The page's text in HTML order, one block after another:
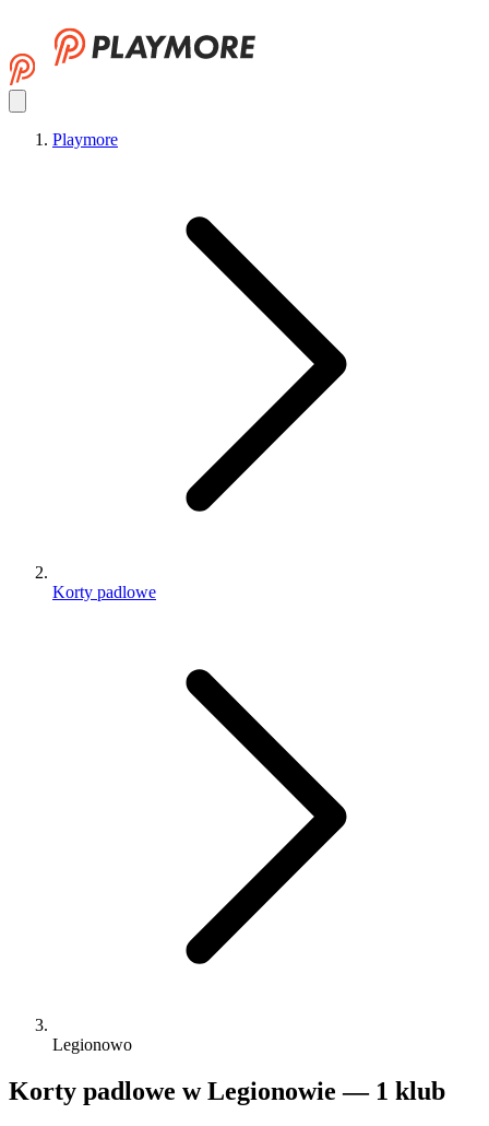
Playmore
Korty padlowe
Legionowo
Korty padlowe w Legionowie — 1 klub